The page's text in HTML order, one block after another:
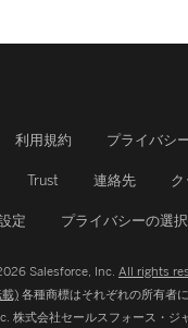
利用規約 プライバシ
Trust 連絡先
定 プライバシーの選択
Salesforce, Inc. All rights
載) 各種商標はそれぞれの所有者に
株式会社セールスフォース・ジ